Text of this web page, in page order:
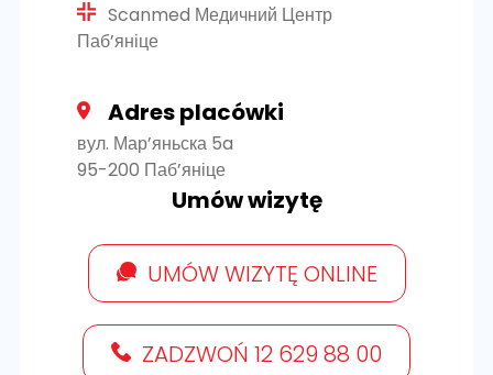
Scanmed Медичний Центр
Паб’яніце
Adres placówki
вул. Мар’яньска 5a
95-200 Паб’яніце
Umów wizytę
UMÓW WIZYTĘ ONLINE
ZADZWOŃ 12 629 88 00